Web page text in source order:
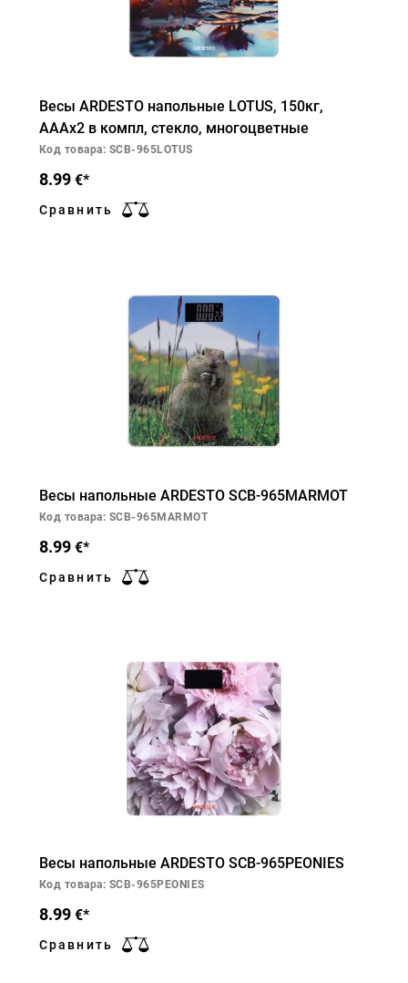
Весы ARDESTO напольные LOTUS, 150кг,
AAAx2 в компл, стекло, многоцветные
Код товара: SCB-965LOTUS
8.99 €*
Сравнить
Весы напольные ARDESTO SCB-965MARMOT
Код товара: SCB-965MARMOT
8.99 €*
Сравнить
Весы напольные ARDESTO SCB-965PEONIES
Код товара: SCB-965PEONIES
8.99 €*
Сравнить